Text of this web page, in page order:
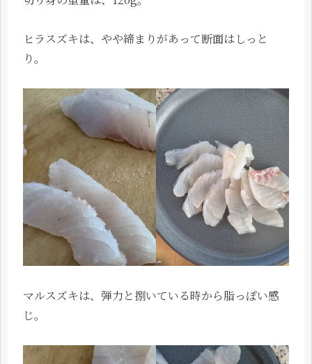
ヒラスズキは、やや締まりがあって断面はしっと
り。
マルスズキは、弾力と捌いている時から脂っぽい感
じ。